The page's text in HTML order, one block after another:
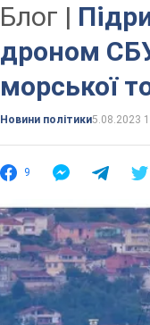
Блог |
дроном
морської
Новини політики5.08.2023
9